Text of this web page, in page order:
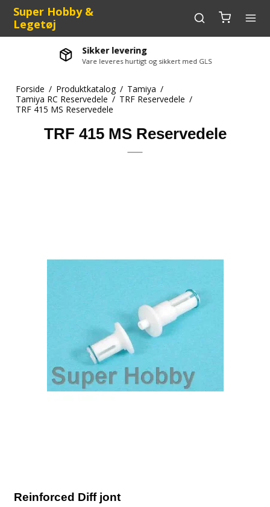
Super Hobby &
Legetøj
Sikker levering
Vare leveres hurtigt og sikkert med GLS
Forside / Produktkatalog / Tamiya /
Tamiya RC Reservedele / TRF Reservedele /
TRF 415 MS Reservedele
TRF 415 MS Reservedele
Reinforced Diff jont